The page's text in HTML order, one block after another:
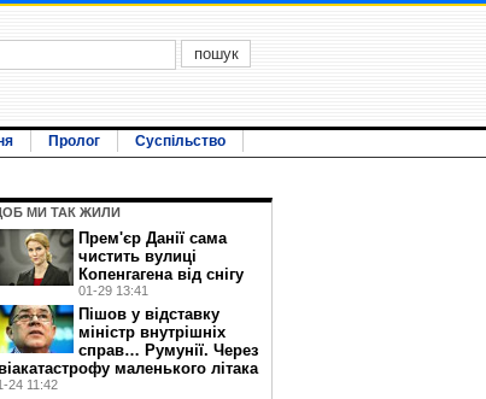
Пролог Суспільство
МИ ТАК ЖИЛИ
Прем'єр Данії сама
чистить вулиці
Копенгагена від снігу
01-29 13:41
Пішов у відставку
міністр внутрішніх
справ… Румунії. Через
маленького літака
24 11:42